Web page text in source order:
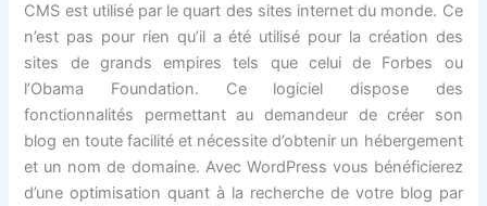
CMS est utilisé par le quart des sites internet du monde. Ce
n’est pas pour rien qu’il a été utilisé pour la création des
sites de grands empires tels que celui de Forbes ou
l’Obama Foundation. Ce logiciel dispose des
fonctionnalités permettant au demandeur de créer son
blog en toute facilité et nécessite d’obtenir un hébergement
et un nom de domaine. Avec WordPress vous bénéficierez
d’une optimisation quant à la recherche de votre blog par